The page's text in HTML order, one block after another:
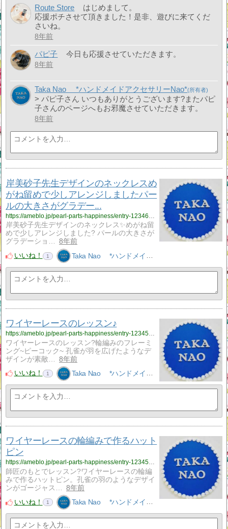
Route Store
はじめまして。
応援ポチさせて頂きました！是非、遊びに来てくだ
さいね。
8年前
パピ子 今日も応援させていただきます。
8年前
Taka Nao *ハンドメイドアクセサリーNao*
> パピ子さん いつもありがとうございます?またパピ
子さんのページへもお邪魔させていただきます。
8年前
岸美砂子先生デザインのネックレスめ
がね留めで少しアレンジしましたパー
ルの大きさがグラデー...
https://ameblo.jp/pearl-parts-happiness/entry-12346638790.html
岸美砂子先生デザインのネックレス✨めがね留
めで少しアレンジしました? パールの大きさが
グラデーショ…
8年前
いいね！
1 Taka Nao *ハンドメイドアクセサリーNao*
ワイヤーレースのレッスン♪
https://ameblo.jp/pearl-parts-happiness/entry-12345985195.html
ワイヤーレースのレッスン?輪編みのフレーミ
ング~ピーコック~ 孔雀が羽を広げたようなデ
ザインが素敵…
8年前
いいね！
1 Taka Nao *ハンドメイドアクセサリーNao*
ワイヤーレースの輪編みで作るハット
ピン
https://ameblo.jp/pearl-parts-happiness/entry-12345981581.html
師匠のもとでレッスン?ワイヤーレースの輪編
みで作るハットピン。孔雀の羽のようなデザイ
ンがゴージャス…
8年前
いいね！
1 Taka Nao *ハンドメイドアクセサリーNao*